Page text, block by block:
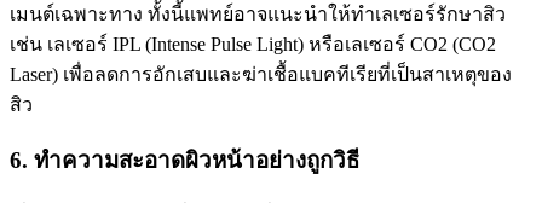
เมนต์เฉพาะทาง ทั้งนี้แพทย์อาจแนะนำให้ทำเลเซอร์รักษาสิว
เช่น เลเซอร์ IPL (Intense Pulse Light) หรือเลเซอร์ CO2 (CO2
Laser) เพื่อลดการอักเสบและฆ่าเชื้อแบคทีเรียที่เป็นสาเหตุของ
สิว
6. ทำความสะอาดผิวหน้าอย่างถูกวิธี